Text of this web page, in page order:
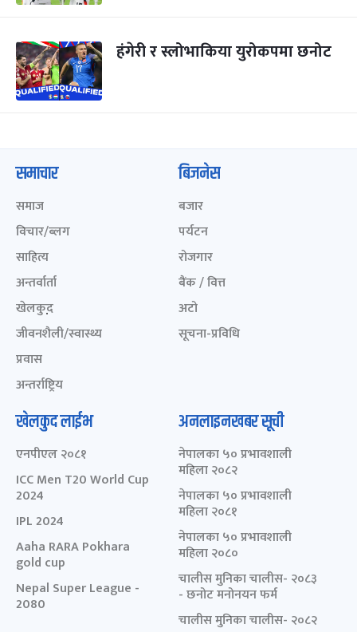
हंगेरी र स्लोभाकिया युरोकपमा छनोट
समाचार
समाज
विचार/ब्लग
साहित्य
अन्तर्वार्ता
खेलकुद़़
जीवनशैली/स्वास्थ्य
प्रवास
अन्तर्राष्ट्रिय
बिजनेस
बजार
पर्यटन
रोजगार
बैंक / वित्त
अटो
सूचना-प्रविधि
खेलकुद लाईभ
एनपीएल २०८१
ICC Men T20 World Cup
2024
IPL 2024
Aaha RARA Pokhara
gold cup
Nepal Super League -
2080
अनलाइनखबर सूची
नेपालका ५० प्रभावशाली
महिला २०८२
नेपालका ५० प्रभावशाली
महिला २०८१
नेपालका ५० प्रभावशाली
महिला २०८०
चालीस मुनिका चालीस- २०८३
- छनोट मनोनयन फर्म
चालीस मुनिका चालीस- २०८२